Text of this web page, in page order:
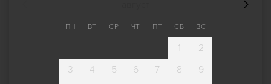
ПН ВТ СР ЧТ ПТ СБ ВС
1
2
3
4 5 6 7 8
9